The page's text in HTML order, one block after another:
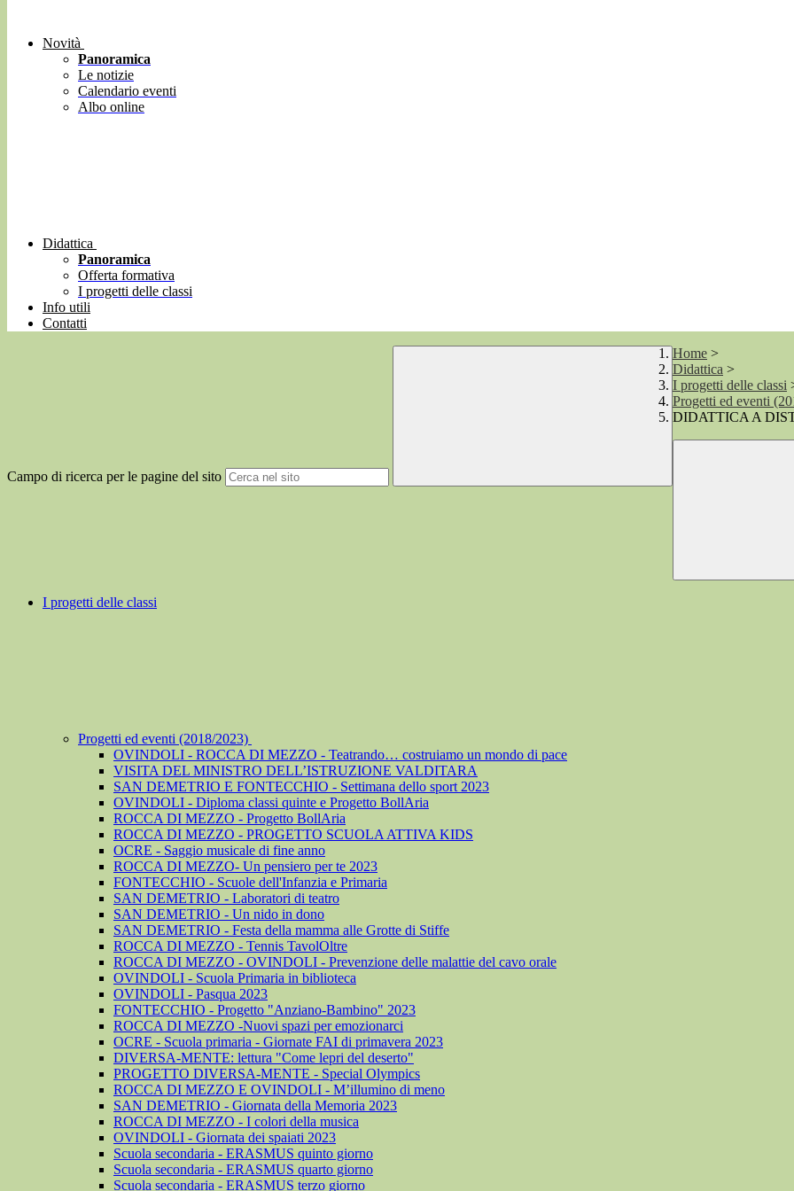
Novità
Panoramica
Le notizie
Calendario eventi
Albo online
Didattica
Panoramica
Offerta formativa
I progetti delle classi
Info utili
Contatti
Campo di ricerca per le pagine del sito
Home >
Didattica >
I progetti delle classi
Progetti ed eventi
DIDATTICA A
I progetti delle classi
Progetti ed eventi (2018/2023)
OVINDOLI - ROCCA DI MEZZO - Teatrando… costruiamo un mondo di pace
VISITA DEL MINISTRO DELL’ISTRUZIONE VALDITARA
SAN DEMETRIO E FONTECCHIO - Settimana dello sport 2023
OVINDOLI - Diploma classi quinte e Progetto BollAria
ROCCA DI MEZZO - Progetto BollAria
ROCCA DI MEZZO - PROGETTO SCUOLA ATTIVA KIDS
OCRE - Saggio musicale di fine anno
ROCCA DI MEZZO- Un pensiero per te 2023
FONTECCHIO - Scuole dell'Infanzia e Primaria
SAN DEMETRIO - Laboratori di teatro
SAN DEMETRIO - Un nido in dono
SAN DEMETRIO - Festa della mamma alle Grotte di Stiffe
ROCCA DI MEZZO - Tennis TavolOltre
ROCCA DI MEZZO - OVINDOLI - Prevenzione delle malattie del cavo orale
OVINDOLI - Scuola Primaria in biblioteca
OVINDOLI - Pasqua 2023
FONTECCHIO - Progetto "Anziano-Bambino" 2023
ROCCA DI MEZZO -Nuovi spazi per emozionarci
OCRE - Scuola primaria - Giornate FAI di primavera 2023
DIVERSA-MENTE: lettura "Come lepri del deserto"
PROGETTO DIVERSA-MENTE - Special Olympics
ROCCA DI MEZZO E OVINDOLI - M’illumino di meno
SAN DEMETRIO - Giornata della Memoria 2023
ROCCA DI MEZZO - I colori della musica
OVINDOLI - Giornata dei spaiati 2023
Scuola secondaria - ERASMUS quinto giorno
Scuola secondaria - ERASMUS quarto giorno
Scuola secondaria - ERASMUS terzo giorno